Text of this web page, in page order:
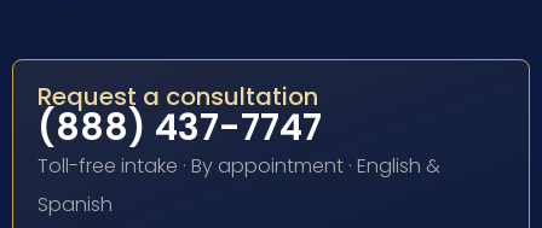
Request a consultation
(888) 437-7747
Toll-free intake · By appointment · English &
Spanish